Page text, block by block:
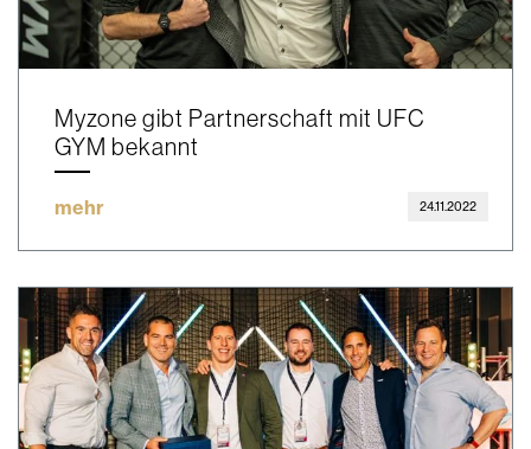
Myzone gibt Partnerschaft mit UFC
GYM bekannt
mehr 24.11.2022